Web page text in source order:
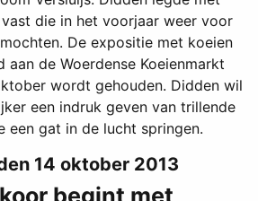
die in het voorjaar weer voor
De expositie met koeien
de Woerdense Koeienmarkt
wordt gehouden. Didden wil
een indruk geven van trillende
een gat in de lucht springen.
14 oktober 2013